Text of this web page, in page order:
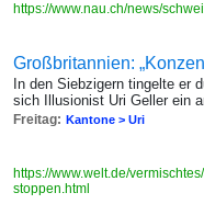
https://www.nau.ch/news/
Großbritannien:
In den Siebzigern tingelte er
sich Illusionist Uri Geller ein
Freitag: Kantone > Uri
https://www.welt.de/
stoppen.html